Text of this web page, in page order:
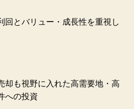
回とバリュー・成長性を重視し
却も視野に入れた高需要地・高
への投資